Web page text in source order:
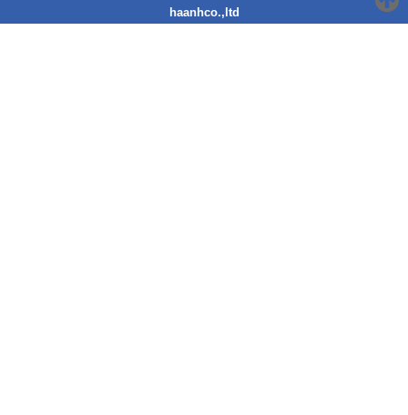
haanhco.,ltd